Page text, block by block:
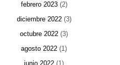
febrero 2023(2)
diciembre 2022(3)
octubre 2022 (3)
agosto 2022 (1)
junio 2022 (1)